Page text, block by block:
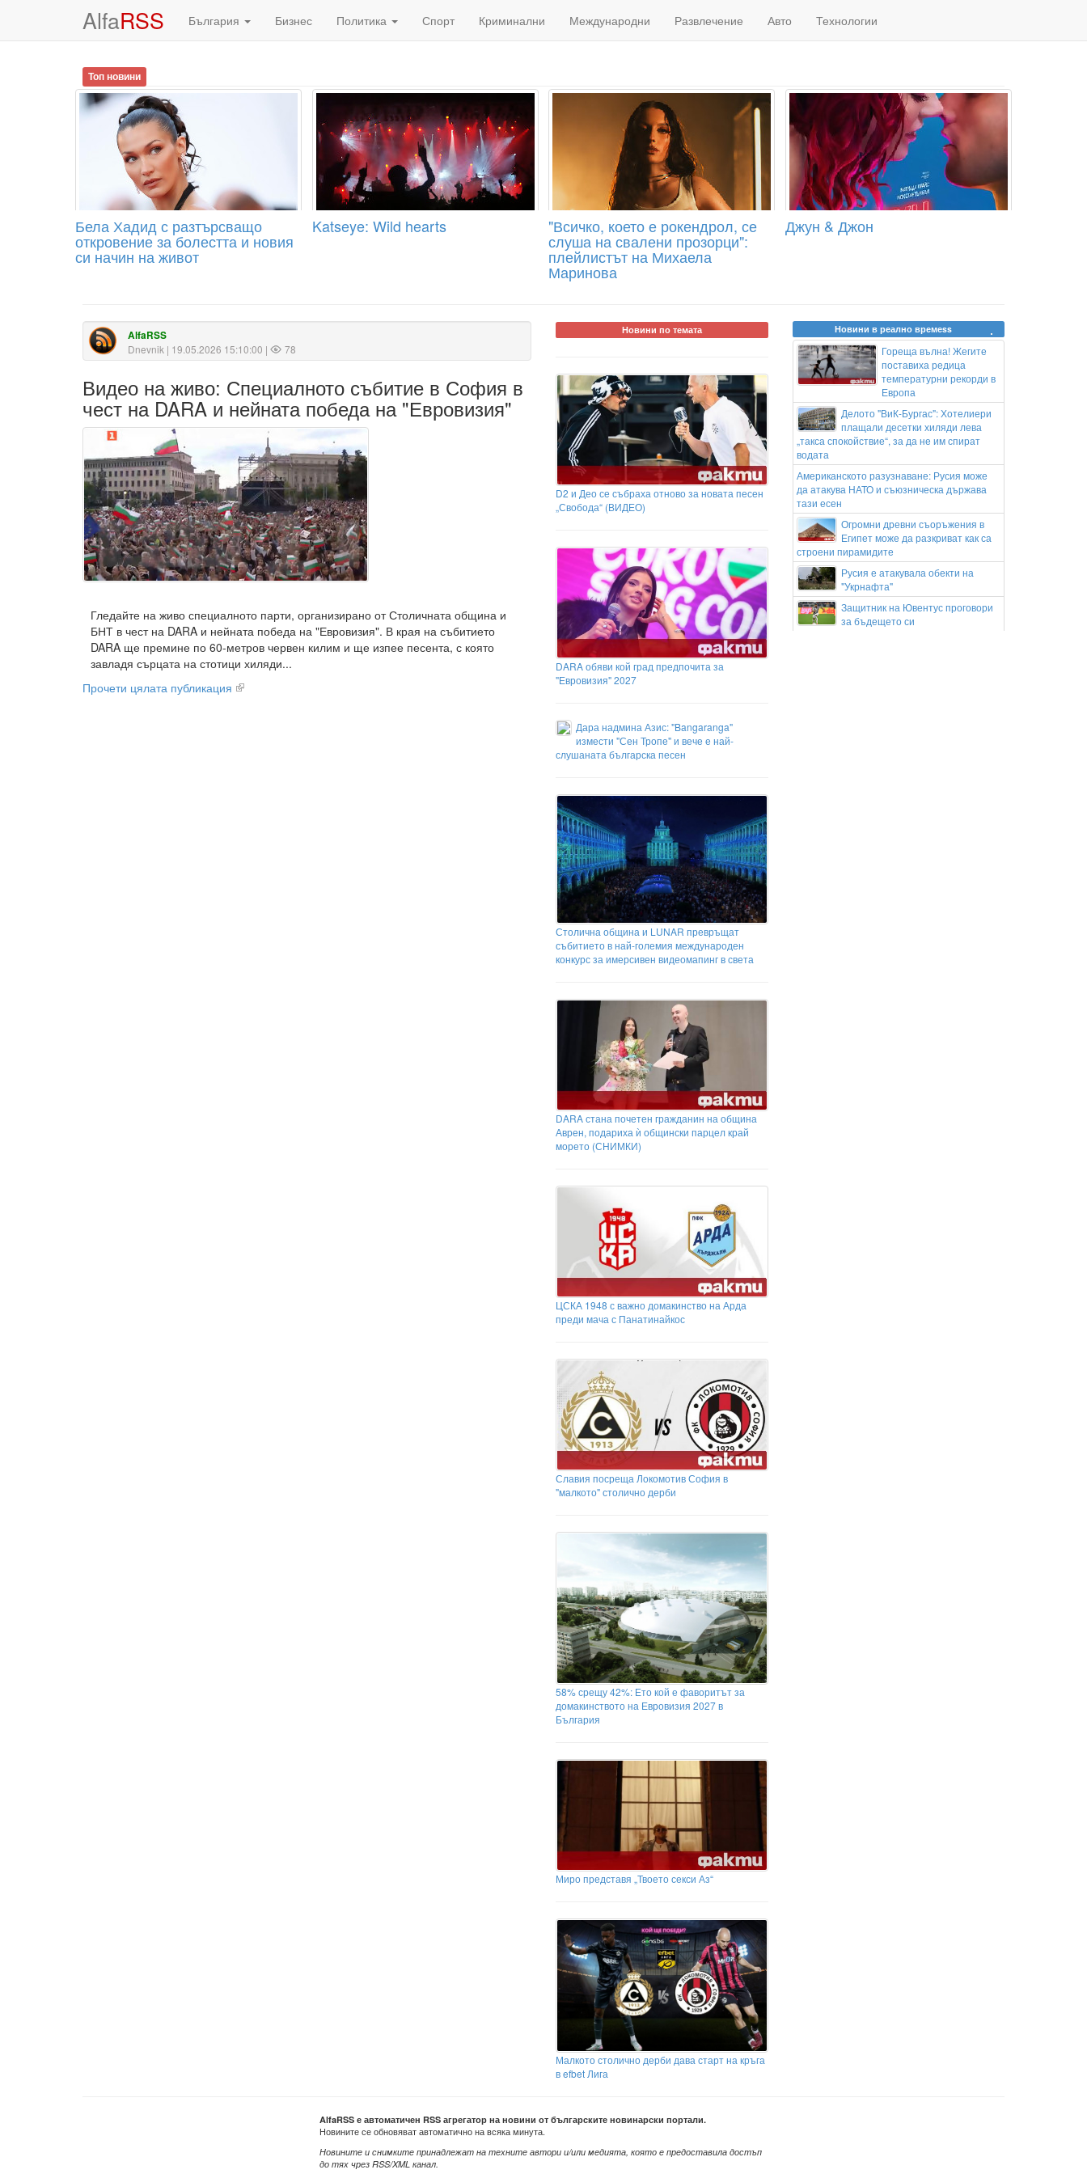
AlfaRSS България Бизнес Политика Спорт Криминални Международни Развлечение Авто Технологии
Топ новини
Бела Хадид с разтърсващо
откровение за болестта и новия
си начин на живот
Katseye: Wild hearts "Всичко, което е рокендрол, се
слуша на свалени прозорци":
плейлистът на Михаела
Маринова
Джун & Джон
AlfaRSS
Dnevnik | 19.05.2026 15:10:00 | 78
Видео на живо: Специалното събитие в София в
чест на DARA и нейната победа на "Евровизия"
Гледайте на живо специалното парти, организирано от Столичната община и
БНТ в чест на DARA и нейната победа на "Евровизия". В края на събитието
DARA ще премине по 60-метров червен килим и ще изпее песента, с която
завладя сърцата на стотици хиляди...
Прочети цялата публикация
Новини по темата
D2 и Део се събраха отново за новата песен
„Свобода“ (ВИДЕО)
DARA обяви кой град предпочита за
"Евровизия" 2027
Дара надмина Азис: "Bangaranga"
измести "Сен Тропе" и вече е най-
слушаната българска песен
Столична община и LUNAR превръщат
събитието в най-големия международен
конкурс за имерсивен видеомапинг в света
DARA стана почетен гражданин на община
Аврен, подариха ѝ общински парцел край
морето (СНИМКИ)
ЦСКА 1948 с важно домакинство на Арда
преди мача с Панатинайкос
Славия посреща Локомотив София в
"малкото" столично дерби
58% срещу 42%: Ето кой е фаворитът за
домакинството на Евровизия 2027 в
България
Миро представя „Твоето секси Аз“
Малкото столично дерби дава старт на кръга
в efbet Лига
Новини в реално времеss
Гореща вълна! Жегите
поставиха редица
температурни рекорди в
Европа
Делото "ВиК-Бургас": Хотелиери
плащали десетки хиляди лева
„такса спокойствие“, за да не им спират
водата
Американското разузнаване: Русия може
да атакува НАТО и съюзническа държава
тази есен
Огромни древни съоръжения в
Египет може да разкриват как са
строени пирамидите
Русия е атакувала обекти на
"Укрнафта"
Защитник на Ювентус проговори
за бъдещето си
AlfaRSS е автоматичен RSS агрегатор на новини от българските новинарски портали.
Новините се обновяват автоматично на всяка минута.
Новините и снимките принадлежат на техните автори и/или медията, която е предоставила достъп
до тях чрез RSS/XML канал.